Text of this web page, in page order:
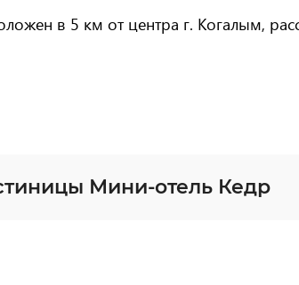
в 5 км от центра г. Когалым,
Мини-отель Кедр